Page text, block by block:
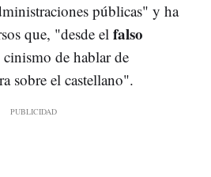
públicas" y ha
que, "desde el falso
de hablar de
sobre el castellano".